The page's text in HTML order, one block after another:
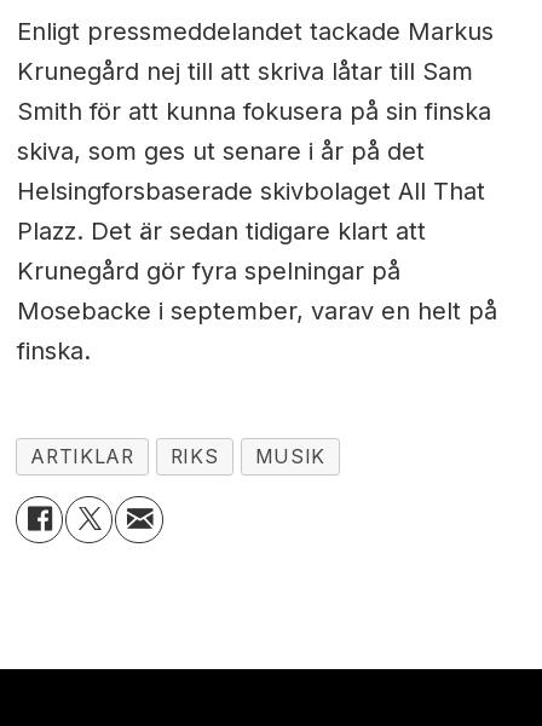
Enligt pressmeddelandet tackade Markus
Krunegård nej till att skriva låtar till Sam
Smith för att kunna fokusera på sin finska
skiva, som ges ut senare i år på det
Helsingforsbaserade skivbolaget All That
Plazz. Det är sedan tidigare klart att
Krunegård gör fyra spelningar på
Mosebacke i september, varav en helt på
finska.
ARTIKLAR RIKS MUSIK